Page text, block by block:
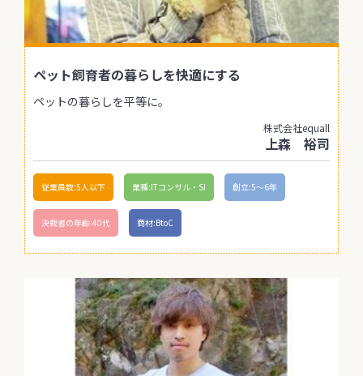
ペット飼育者の暮らしを快適にする
ペットの暮らしを平等に。
株式会社equall
上森 裕司
従業員数:5人以下 業種:ITコンサル・SI 創立:5〜6年
決裁者の年齢:40代 商材:BtoC